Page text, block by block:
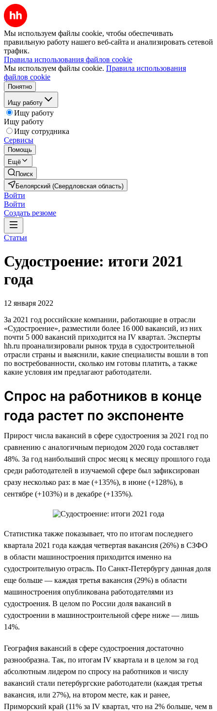
Мы используем файлы cookie, чтобы обеспечивать
правильную работу нашего веб-сайта и анализировать сетевой
трафик.
Правила использования файлов cookie
Мы используем файлы cookie. Правила использования
файлов cookie
Понятно
Ищу работу
Ищу работу
Ищу работу
Ищу сотрудника
Сервисы
Помощь
Ещё
Поиск
Белоярский (Свердловская область)
Войти
Войти
Создать резюме
Статьи
Судостроение: итоги 2021
года
12 января 2022
За 2021 год российские компании, работающие в отрасли
«Судостроение», разместили более 16 000 вакансий, из них
почти 5 000 вакансий приходится на IV квартал. Эксперты
hh.ru проанализировали рынок труда в судостроительной
отрасли страны и выяснили, какие специалисты вошли в топ
по востребованности, сколько им готовы платить, а также
какие условия им предлагают работодатели.
Спрос на работников в конце
года растет по экспоненте
Прирост числа вакансий в сфере судостроения за 2021 год по
сравнению с аналогичным периодом 2020 года составляет
48%. За год наибольший спрос месяц к месяцу прошлого года
среди работодателей в изучаемой сфере был зафиксирован
сразу несколько раз: в мае (+135%), в июне (+128%), в
сентябре (+103%) и в декабре (+135%).
Статистика также показывает, что по итогам последнего
квартала 2021 года каждая четвертая вакансия (26%) в СЗФО
в области машиностроения приходится именно на
судостроительную отрасль. По Санкт-Петербургу данная доля
еще больше — каждая третья вакансия (29%) в области
машиностроения опубликована работодателями из
судостроения. В целом по России доля вакансий в
судостроении в машиностроительной сфере ниже — лишь
14%.
География вакансий в сфере судостроения достаточно
разнообразна. Так, по итогам IV квартала и в целом за год
абсолютным лидером по спросу на работников и числу
вакансий стали петербургские работодатели (каждая третья
вакансия, или 27%), на втором месте, как и ранее,
Приморский край (11% за IV квартал, что на 2% больше, чем в